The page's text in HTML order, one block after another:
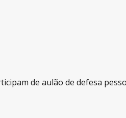
de aulão de defesa